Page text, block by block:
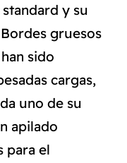
y su
gruesos
sido
cargas,
uno de su
apilado
para el